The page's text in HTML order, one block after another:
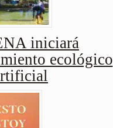
iniciará
ecológico